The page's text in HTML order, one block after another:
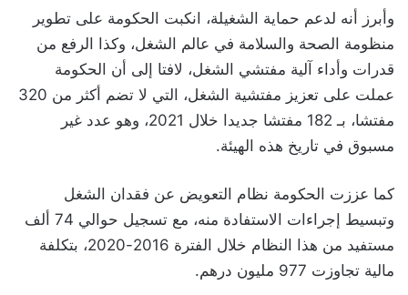
وأبرز أنه لدعم حماية الشغيلة، انكبت الحكومة على تطوير
منظومة الصحة والسلامة في عالم الشغل، وكذا الرفع من
قدرات وأداء آلية مفتشي الشغل، لافتا إلى أن الحكومة
عملت على تعزيز مفتشية الشغل، التي لا تضم أكثر من 320
مفتشا، بـ 182 مفتشا جديدا خلال 2021، وهو عدد غير
مسبوق في تاريخ هذه الهيئة.
كما عززت الحكومة نظام التعويض عن فقدان الشغل
وتبسيط إجراءات الاستفادة منه، مع تسجيل حوالي 74 ألف
مستفيد من هذا النظام خلال الفترة 2016-2020، بتكلفة
مالية تجاوزت 977 مليون درهم.